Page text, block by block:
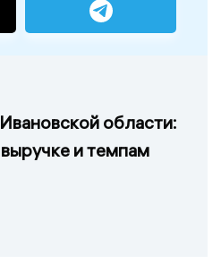
области:
и темпам